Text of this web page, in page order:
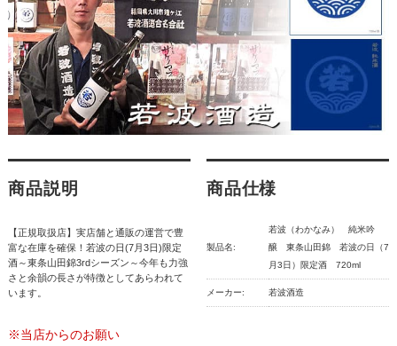
商品説明
【正規取扱店】実店舗と通販の運営で豊
富な在庫を確保！若波の日(7月3日)限定
酒～東条山田錦3rdシーズン～今年も力強
さと余韻の長さが特徴としてあらわれて
います。
商品仕様
製品名:
若波（わかなみ） 純米吟
醸 東条山田錦 若波の日（7
月3日）限定酒 720ml
メーカー: 若波酒造
※当店からのお願い